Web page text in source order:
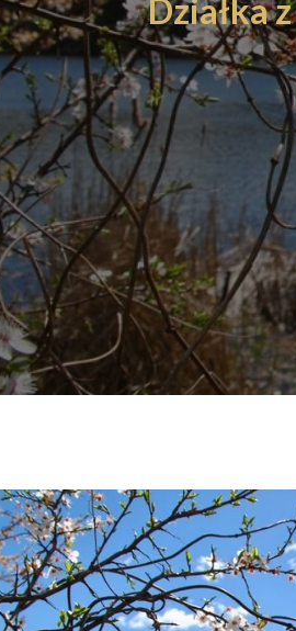
Działka